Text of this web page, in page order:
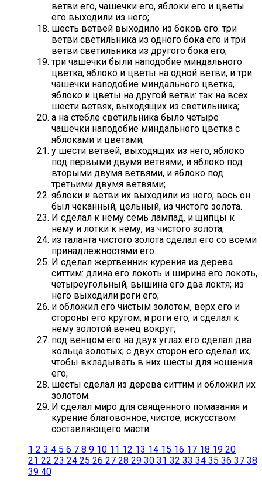
ветви его, чашечки его, яблоки его и цветы
его выходили из него;
шесть ветвей выходило из боков его: три
ветви светильника из одного бока его и три
ветви светильника из другого бока его;
три чашечки были наподобие миндального
цветка, яблоко и цветы на одной ветви, и три
чашечки наподобие миндального цветка,
яблоко и цветы на другой ветви: так на всех
шести ветвях, выходящих из светильника;
а на стебле светильника было четыре
чашечки наподобие миндального цветка с
яблоками и цветами;
у шести ветвей, выходящих из него, яблоко
под первыми двумя ветвями, и яблоко под
вторыми двумя ветвями, и яблоко под
третьими двумя ветвями;
яблоки и ветви их выходили из него; весь он
был чеканный, цельный, из чистого золота.
И сделал к нему семь лампад, и щипцы к
нему и лотки к нему, из чистого золота;
из таланта чистого золота сделал его со всеми
принадлежностями его.
И сделал жертвенник курения из дерева
ситтим: длина его локоть и ширина его локоть,
четыреугольный, вышина его два локтя; из
него выходили роги его;
и обложил его чистым золотом, верх его и
стороны его кругом, и роги его, и сделал к
нему золотой венец вокруг;
под венцом его на двух углах его сделал два
кольца золотых; с двух сторон его сделал их,
чтобы вкладывать в них шесты для ношения
его;
шесты сделал из дерева ситтим и обложил их
золотом.
И сделал миро для священного помазания и
курение благовонное, чистое, искусством
составляющего масти.
1 2 3 4 5 6 7 8 9 10 11 12 13 14 15 16 17 18 19 20
21 22 23 24 25 26 27 28 29 30 31 32 33 34 35 36 37 38
39 40